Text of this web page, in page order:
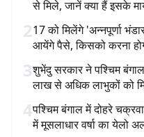
से मिले, जानें क्या हैं इसके
217 को मिलेंगे 'अन्नपूर्णा
आयेंगे पैसे, किसको करना
3शुभेंदु सरकार ने पश्चिम
लाख से अधिक लाभुकों को
4पश्चिम बंगाल में दोहरे
में मूसलाधार वर्षा का येलो